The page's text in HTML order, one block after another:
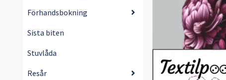
Förhandsbokning
Sista biten
Stuvlåda
Resår